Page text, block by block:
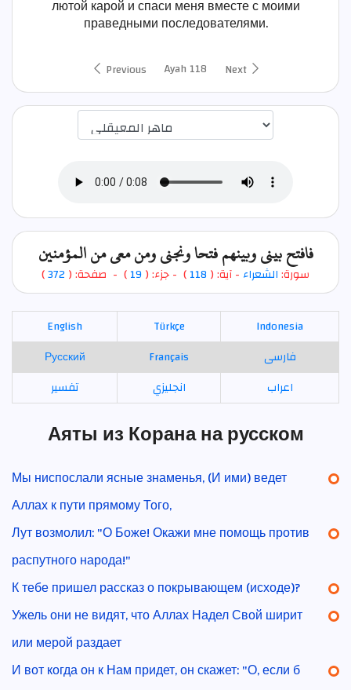
лютой карой и спаси меня вместе с моими
праведными последователями.
Previous Ayah 118 Next
اختيار قارئ الآية
فافتح بيني وبينهم فتحا ونجني ومن معي من المؤمنين
سورة:الشعراء- آية: ( 118
) - جزء: (19) - صفحة: ( 372
)
English Türkçe
Indonesia
Русский
Français
فارسی
تفسير
انجليزي اعراب
Аяты из Корана на русском
Мы ниспослали ясные знаменья, (И ими) ведет
Аллах к пути прямому Того,
Лут возмолил: "О Боже! Окажи мне помощь против
распутного народа!"
К тебе пришел рассказ о покрывающем (исходе)?
Ужель они не видят, что Аллах Надел Свой ширит
или мерой раздает
И вот когда он к Нам придет, он скажет: "О, если б